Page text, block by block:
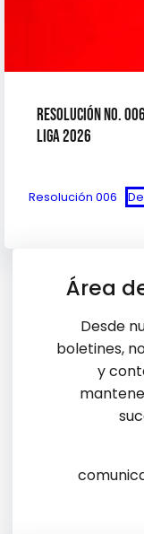
RESOLUCIÓN No.
LIGA 2026
Resolución 006
Área
Desde
boletines,
y